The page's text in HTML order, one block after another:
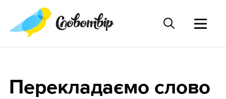
Перекладаємо слово